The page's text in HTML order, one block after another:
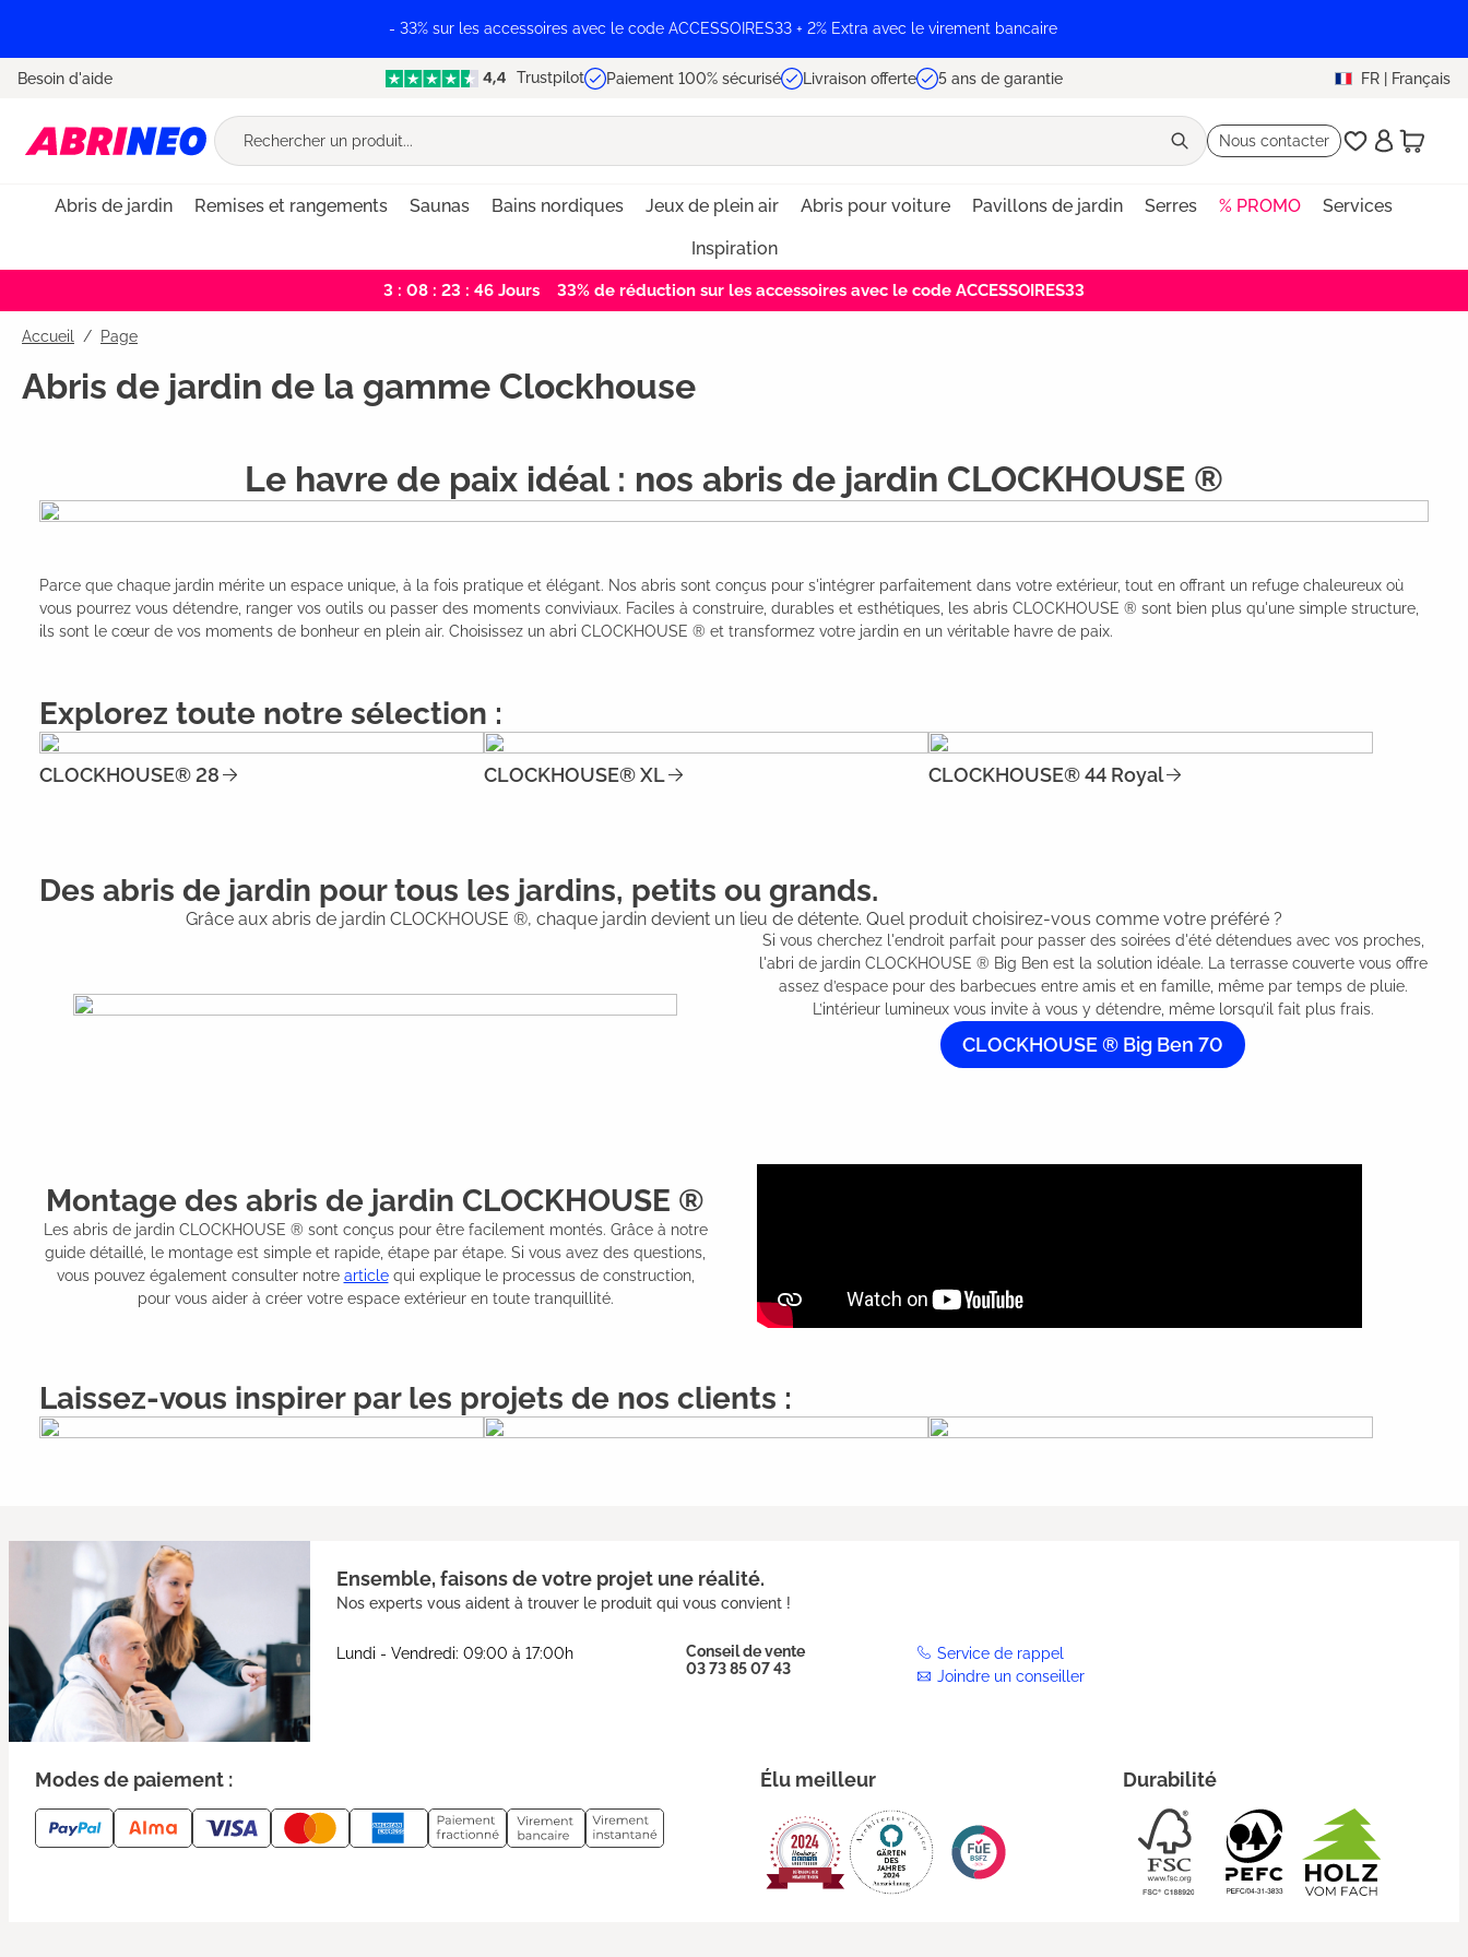
- 33% sur les accessoires avec le code ACCESSOIRES33 + 2% Extra avec le virement bancaire
Besoin d'aide Trustpilot Paiement 100% sécurisé Livraison offerte 5 ans de garantie FR | Français
Nous contacter
Abris de jardin Remises et rangements Saunas Bains nordiques Jeux de plein air Abris pour voiture Pavillons de jardin Serres % PROMO Services
Inspiration
3 : 08 : 23 : 46 Jours 33% de réduction sur les accessoires avec le code ACCESSOIRES33
Accueil Page
Abris de jardin de la gamme Clockhouse
Le havre de paix idéal : nos abris de jardin CLOCKHOUSE ®
Parce que chaque jardin mérite un espace unique, à la fois pratique et élégant. Nos abris sont conçus pour s'intégrer parfaitement dans votre extérieur, tout en offrant un refuge chaleureux où
vous pourrez vous détendre, ranger vos outils ou passer des moments conviviaux. Faciles à construire, durables et esthétiques, les abris CLOCKHOUSE ® sont bien plus qu'une simple structure,
ils sont le cœur de vos moments de bonheur en plein air. Choisissez un abri CLOCKHOUSE ® et transformez votre jardin en un véritable havre de paix.
Explorez toute notre sélection :
CLOCKHOUSE® 28 CLOCKHOUSE® XL CLOCKHOUSE® 44 Royal
Des abris de jardin pour tous les jardins, petits ou grands.
Grâce aux abris de jardin CLOCKHOUSE ®, chaque jardin devient un lieu de détente. Quel produit choisirez-vous comme votre préféré ?
Si vous cherchez l'endroit parfait pour passer des soirées d'été détendues avec vos proches,
l'abri de jardin CLOCKHOUSE ® Big Ben est la solution idéale. La terrasse couverte vous offre
assez d’espace pour des barbecues entre amis et en famille, même par temps de pluie.
L’intérieur lumineux vous invite à vous y détendre, même lorsqu’il fait plus frais.
CLOCKHOUSE ® Big Ben 70
Montage des abris de jardin CLOCKHOUSE ®
Les abris de jardin CLOCKHOUSE ® sont conçus pour être facilement montés. Grâce à notre
guide détaillé, le montage est simple et rapide, étape par étape. Si vous avez des questions,
vous pouvez également consulter notre articlequi explique le processus de construction,
pour vous aider à créer votre espace extérieur en toute tranquillité.
Laissez-vous inspirer par les projets de nos clients :
Ensemble, faisons de votre projet une réalité.
Nos experts vous aident à trouver le produit qui vous convient !
Lundi - Vendredi: 09:00 à 17:00h
Conseil de vente
03 73 85 07 43
Service de rappel
Joindre un conseiller
Modes de paiement : Élu meilleur Durabilité